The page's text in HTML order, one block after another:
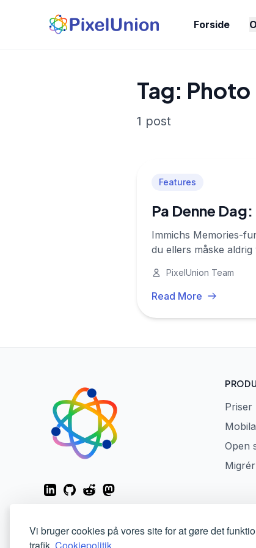
Vi bruger cookies på vores site for at gøre det
Forside
Tag:
1 post
Features
Pa Denne
Immichs Memories-
du ellers måske
PixelUnion Team
Read More
LinkedInGitHubRedditMastodon
Priser
Open